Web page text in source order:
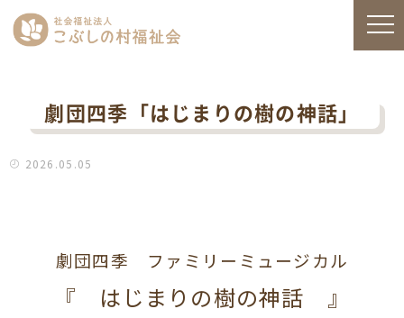
劇団四季「はじまりの樹の神話」
2026.05.05
劇団四季 ファミリーミュージカル
『 はじまりの樹の神話 』